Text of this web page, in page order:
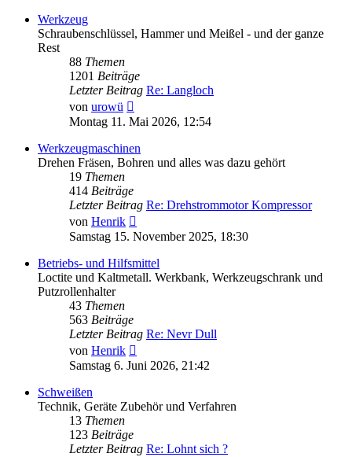
Werkzeug
Schraubenschlüssel, Hammer und Meißel - und der ganze
Rest
88 Themen
1201 Beiträge
Letzter Beitrag Re: Langloch
von urowü
Beitrag
Montag 11. Mai 2026, 12:54
Werkzeugmaschinen
Drehen Fräsen, Bohren und alles was dazu gehört
19 Themen
414 Beiträge
Letzter Beitrag Re: Drehstrommotor Kompressor
von Henrik
Beitrag
Samstag 15. November 2025, 18:30
Betriebs- und Hilfsmittel
Loctite und Kaltmetall. Werkbank, Werkzeugschrank und
Putzrollenhalter
43 Themen
563 Beiträge
Letzter Beitrag Re: Nevr Dull
von Henrik
Beitrag
Samstag 6. Juni 2026, 21:42
Schweißen
Technik, Geräte Zubehör und Verfahren
13 Themen
123 Beiträge
Letzter Beitrag Re: Lohnt sich ?